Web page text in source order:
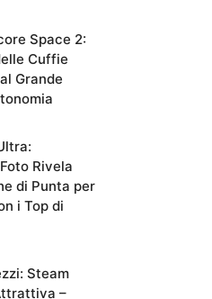
Space 2:
Cuffie
Grande
Rivela
di Punta per
i Top di
Steam
–